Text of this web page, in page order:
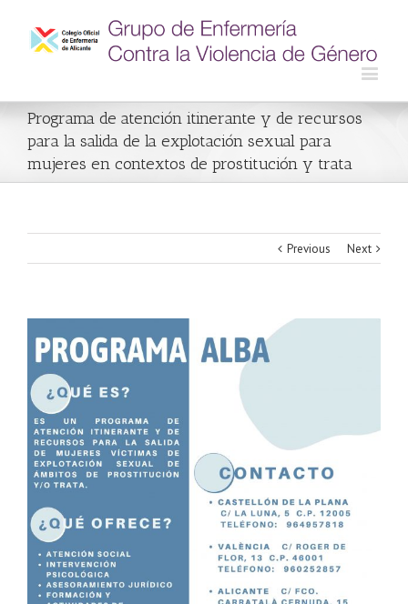
Programa de atención itinerante y de recursos
para la salida de la explotación sexual para
mujeres en contextos de prostitución y trata
Previous Next